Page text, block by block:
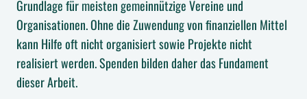
Grundlage für meisten gemeinnützige Vereine und
Organisationen. Ohne die Zuwendung von finanziellen Mittel
kann Hilfe oft nicht organisiert sowie Projekte nicht
realisiert werden. Spenden bilden daher das Fundament
dieser Arbeit.